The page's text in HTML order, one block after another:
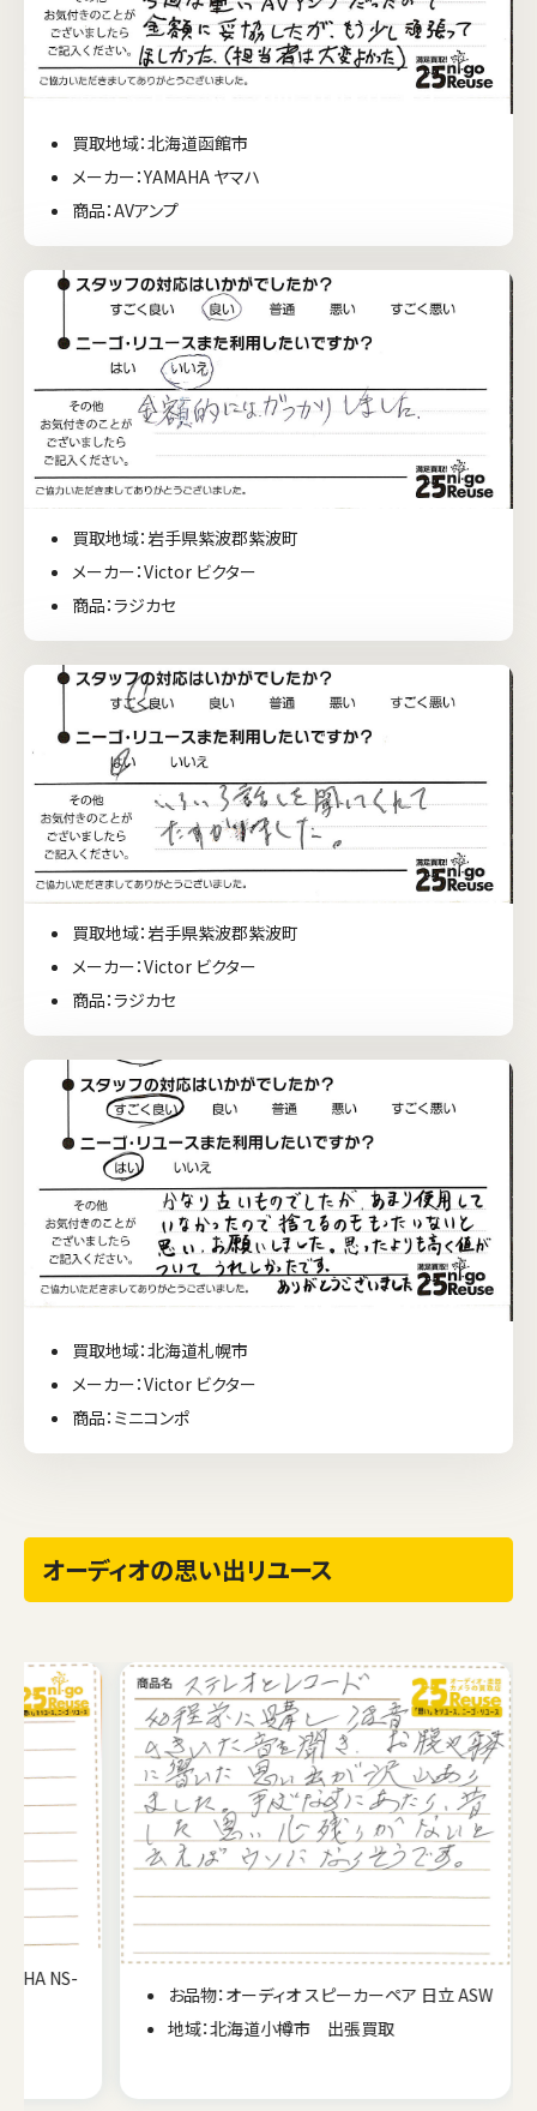
買取地域：北海道函館市
メーカー：YAMAHA ヤマハ
商品：AVアンプ
買取地域：岩手県紫波郡紫波町
メーカー：Victor ビクター
商品：ラジカセ
買取地域：岩手県紫波郡紫波町
メーカー：Victor ビクター
商品：ラジカセ
買取地域：北海道札幌市
メーカー：Victor ビクター
商品：ミニコンポ
オーディオの思い出リユース
お品物：オーディオ スピーカーペア 日立 ASW
地域：北海道小樽市 出張買取